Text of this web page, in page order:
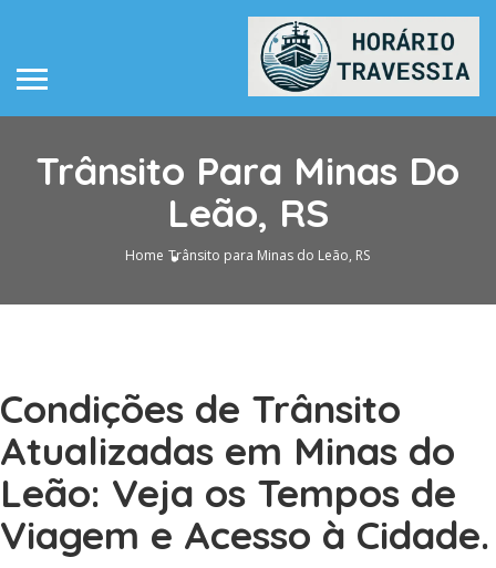
Trânsito Para Minas Do
Leão, RS
Home Trânsito para Minas do Leão, RS
Condições de Trânsito
Atualizadas em Minas do
Leão: Veja os Tempos de
Viagem e Acesso à Cidade.